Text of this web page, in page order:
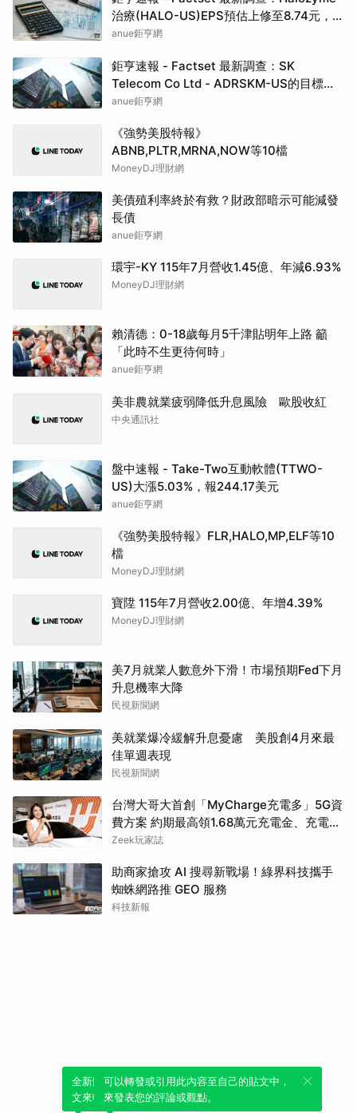
治療(HALO-US)EPS預估上修至8.74元，預
估目標價為105.00元
anue鉅亨網
鉅亨速報 - Factset 最新調查：SK
Telecom Co Ltd - ADRSKM-US的目標價
調升至42.64元，幅度約3.73%
anue鉅亨網
《強勢美股特報》
ABNB,PLTR,MRNA,NOW等10檔
MoneyDJ理財網
美債殖利率終於有救？財政部暗示可能減發
長債
anue鉅亨網
環宇-KY 115年7月營收1.45億、年減6.93%
MoneyDJ理財網
賴清德：0-18歲每月5千津貼明年上路 籲
「此時不生更待何時」
anue鉅亨網
美非農就業疲弱降低升息風險 歐股收紅
中央通訊社
盤中速報 - Take-Two互動軟體(TTWO-
US)大漲5.03%，報244.17美元
anue鉅亨網
《強勢美股特報》FLR,HALO,MP,ELF等10
檔
MoneyDJ理財網
寶陞 115年7月營收2.00億、年增4.39%
MoneyDJ理財網
美7月就業人數意外下滑！市場預期Fed下月
升息機率大降
民視新聞網
美就業爆冷緩解升息憂慮 美股創4月來最
佳單週表現
民視新聞網
台灣大哥大首創「MyCharge充電多」5G資
費方案 約期最高領1.68萬元充電金、充電最
高89折
Zeek玩家誌
助商家搶攻 AI 搜尋新戰場！綠界科技攜手
蜘蛛網路推 GEO 服務
科技新報
全新體驗！一鍵引用此內容，透過發布貼
文來輕鬆表達個人立場。
可以轉發或引用此內容至自己的貼文中，
來發表您的評論或觀點。